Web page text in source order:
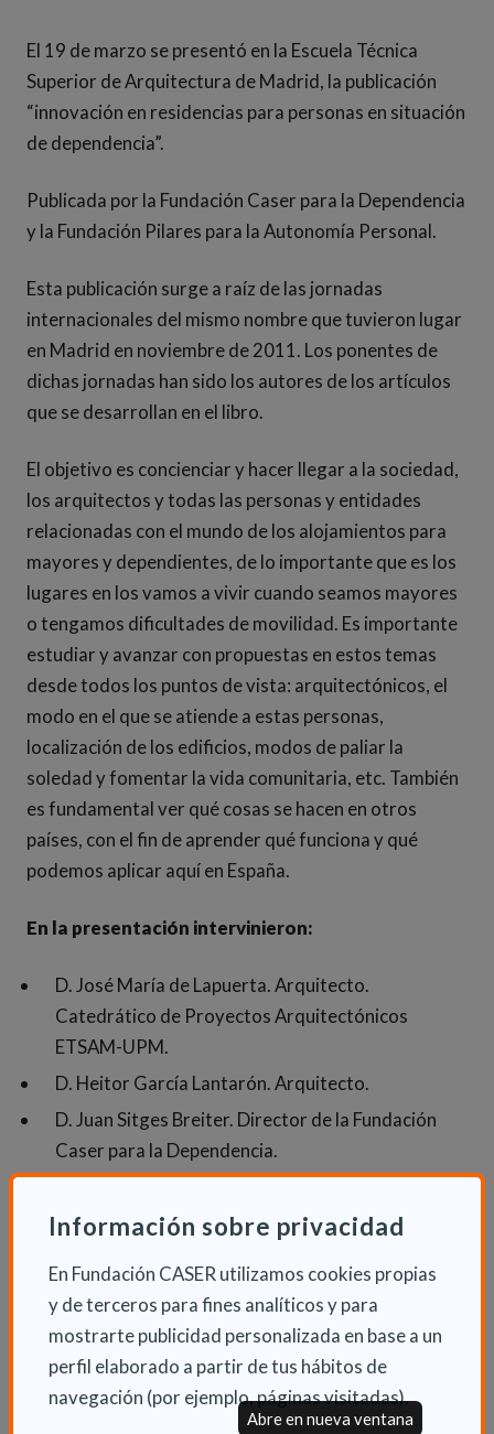
Información sobre privacidad
En Fundación CASER utilizamos cookies propias
y de terceros para fines analíticos y para
mostrarte publicidad personalizada en base a un
perfil elaborado a partir de tus hábitos de
navegación (por ejemplo, páginas visitadas).
Abre en nueva ventana
El 19 de marzo se presentó en la Escuela Técnica
Superior de Arquitectura de Madrid, la publicación
“innovación en residencias para personas en situación
de dependencia”.
Publicada por la Fundación Caser para la Dependencia
y la Fundación Pilares para la Autonomía Personal.
Esta publicación surge a raíz de las jornadas
internacionales del mismo nombre que tuvieron lugar
en Madrid en noviembre de 2011. Los ponentes de
dichas jornadas han sido los autores de los artículos
que se desarrollan en el libro.
El objetivo es concienciar y hacer llegar a la sociedad,
los arquitectos y todas las personas y entidades
relacionadas con el mundo de los alojamientos para
mayores y dependientes, de lo importante que es los
lugares en los vamos a vivir cuando seamos mayores
o tengamos dificultades de movilidad. Es importante
estudiar y avanzar con propuestas en estos temas
desde todos los puntos de vista: arquitectónicos, el
modo en el que se atiende a estas personas,
localización de los edificios, modos de paliar la
soledad y fomentar la vida comunitaria, etc. También
es fundamental ver qué cosas se hacen en otros
países, con el fin de aprender qué funciona y qué
podemos aplicar aquí en España.
En la presentación intervinieron:
D. José María de Lapuerta. Arquitecto.
Catedrático de Proyectos Arquitectónicos
ETSAM-UPM.
D. Heitor García Lantarón. Arquitecto.
D. Juan Sitges Breiter. Director de la Fundación
Caser para la Dependencia.
Fundación Pilares para la Autonomía Personal.
DESCARGAR ESTUDIO COMPLETO